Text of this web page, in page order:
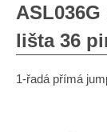
lišta 36
1-řadá přímá